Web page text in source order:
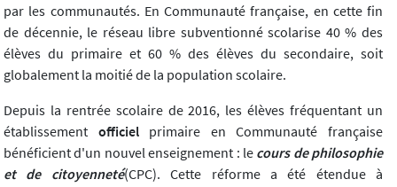
par les communautés. En Communauté française, en cette fin
de décennie, le réseau libre subventionné scolarise 40 % des
élèves du primaire et 60 % des élèves du secondaire, soit
globalement la moitié de la population scolaire.
Depuis la rentrée scolaire de 2016, les élèves fréquentant un
établissement officiel primaire en Communauté française
bénéficient d'un nouvel enseignement : le cours de philosophie
et de citoyenneté(CPC). Cette réforme a été étendue à